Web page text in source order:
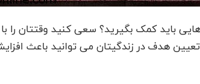
باید کمک بگیرید؟ سعی کنید وقتتان را
هدف در زندگیتان می توانید باعث